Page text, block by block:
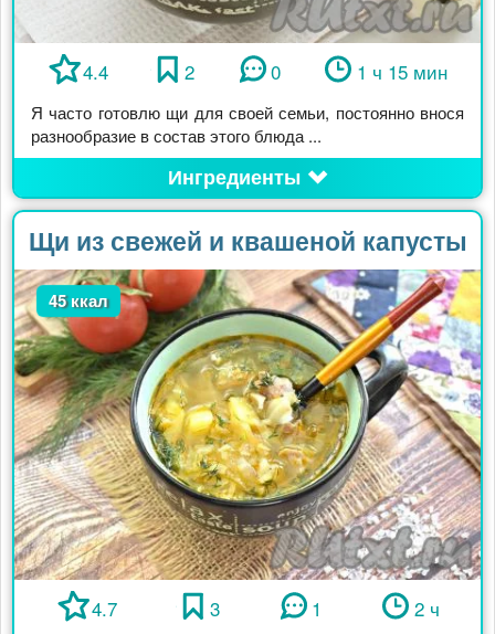
4.4 2 0 1 ч 15 мин
Я часто готовлю щи для своей семьи, постоянно внося
разнообразие в состав этого блюда ...
Ингредиенты
Щи из свежей и квашеной капусты
45 ккал
4.7 3 1 2 ч